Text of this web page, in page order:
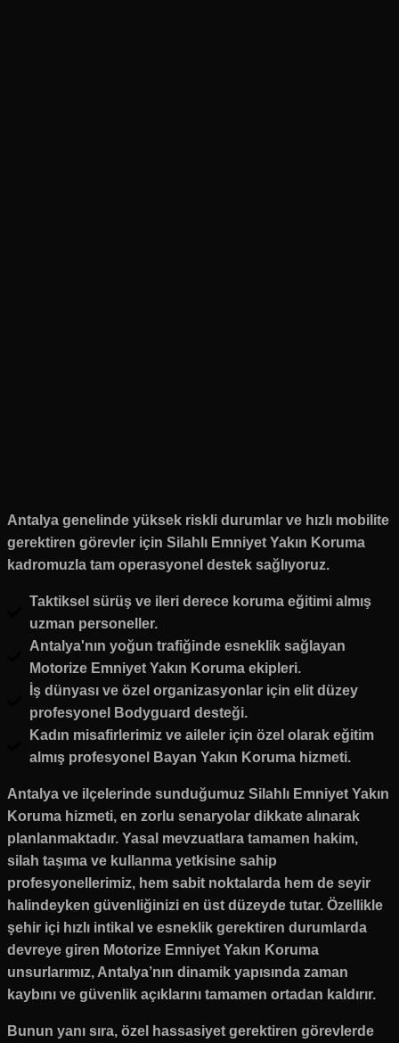
Antalya genelinde yüksek riskli durumlar ve hızlı mobilite
gerektiren görevler için Silahlı Emniyet Yakın Koruma
kadromuzla tam operasyonel destek sağlıyoruz.
Taktiksel sürüş ve ileri derece koruma eğitimi almış
uzman personeller.
Antalya'nın yoğun trafiğinde esneklik sağlayan
Motorize Emniyet Yakın Koruma ekipleri.
İş dünyası ve özel organizasyonlar için elit düzey
profesyonel Bodyguard desteği.
Kadın misafirlerimiz ve aileler için özel olarak eğitim
almış profesyonel Bayan Yakın Koruma hizmeti.
Antalya ve ilçelerinde sunduğumuz Silahlı Emniyet Yakın
Koruma hizmeti, en zorlu senaryolar dikkate alınarak
planlanmaktadır. Yasal mevzuatlara tamamen hakim,
silah taşıma ve kullanma yetkisine sahip
profesyonellerimiz, hem sabit noktalarda hem de seyir
halindeyken güvenliğinizi en üst düzeyde tutar. Özellikle
şehir içi hızlı intikal ve esneklik gerektiren durumlarda
devreye giren Motorize Emniyet Yakın Koruma
unsurlarımız, Antalya’nın dinamik yapısında zaman
kaybını ve güvenlik açıklarını tamamen ortadan kaldırır.
Bunun yanı sıra, özel hassasiyet gerektiren görevlerde